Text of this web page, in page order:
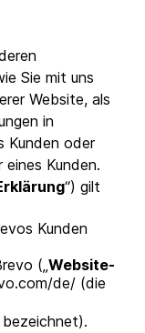
Sie mit uns
Website, als
in
Kunden oder
Kunden.
“) gilt
Kunden
(„Website-
de/ (die
bezeichnet).